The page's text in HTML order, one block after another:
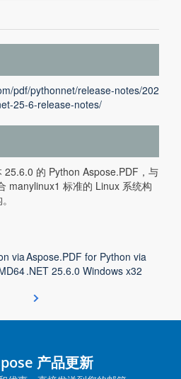
pdf/pythonnet/release-notes/202
25-6-release-notes/
25.6.0 的 Python Aspose.PDF，与
manylinux1 标准的 Linux 系统构
viaAspose.PDF for Python via
.NET 25.6.0 Windows x32
产品更新